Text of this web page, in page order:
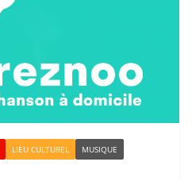
LIEU CULTUREL
MUSIQUE